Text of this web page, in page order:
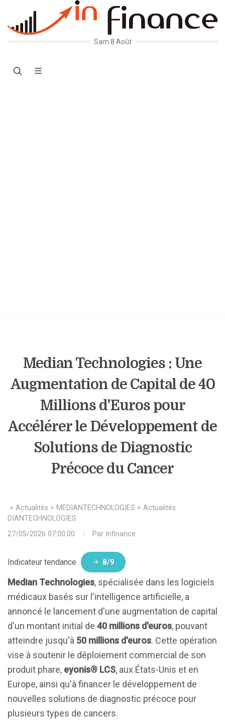
Sam 8 Août
Median Technologies : Une
Augmentation de Capital de 40
Millions d'Euros pour
Accélérer le Développement de
Solutions de Diagnostic
Précoce du Cancer
> Actualités > MEDIANTECHNOLOGIES > Actualités
27/05/2026 07:00:00
Par Infinance
Indicateur tendance 8/9
Median Technologies, spécialisée dans les logiciels
médicaux basés sur l'intelligence artificielle, a
annoncé le lancement d'une augmentation de capital
d'un montant initial de 40 millions d'euros, pouvant
atteindre jusqu'à 50 millions d'euros. Cette opération
vise à soutenir le déploiement commercial de son
produit phare, eyonis® LCS, aux États-Unis et en
Europe, ainsi qu'à financer le développement de
nouvelles solutions de diagnostic précoce pour
plusieurs types de cancers.